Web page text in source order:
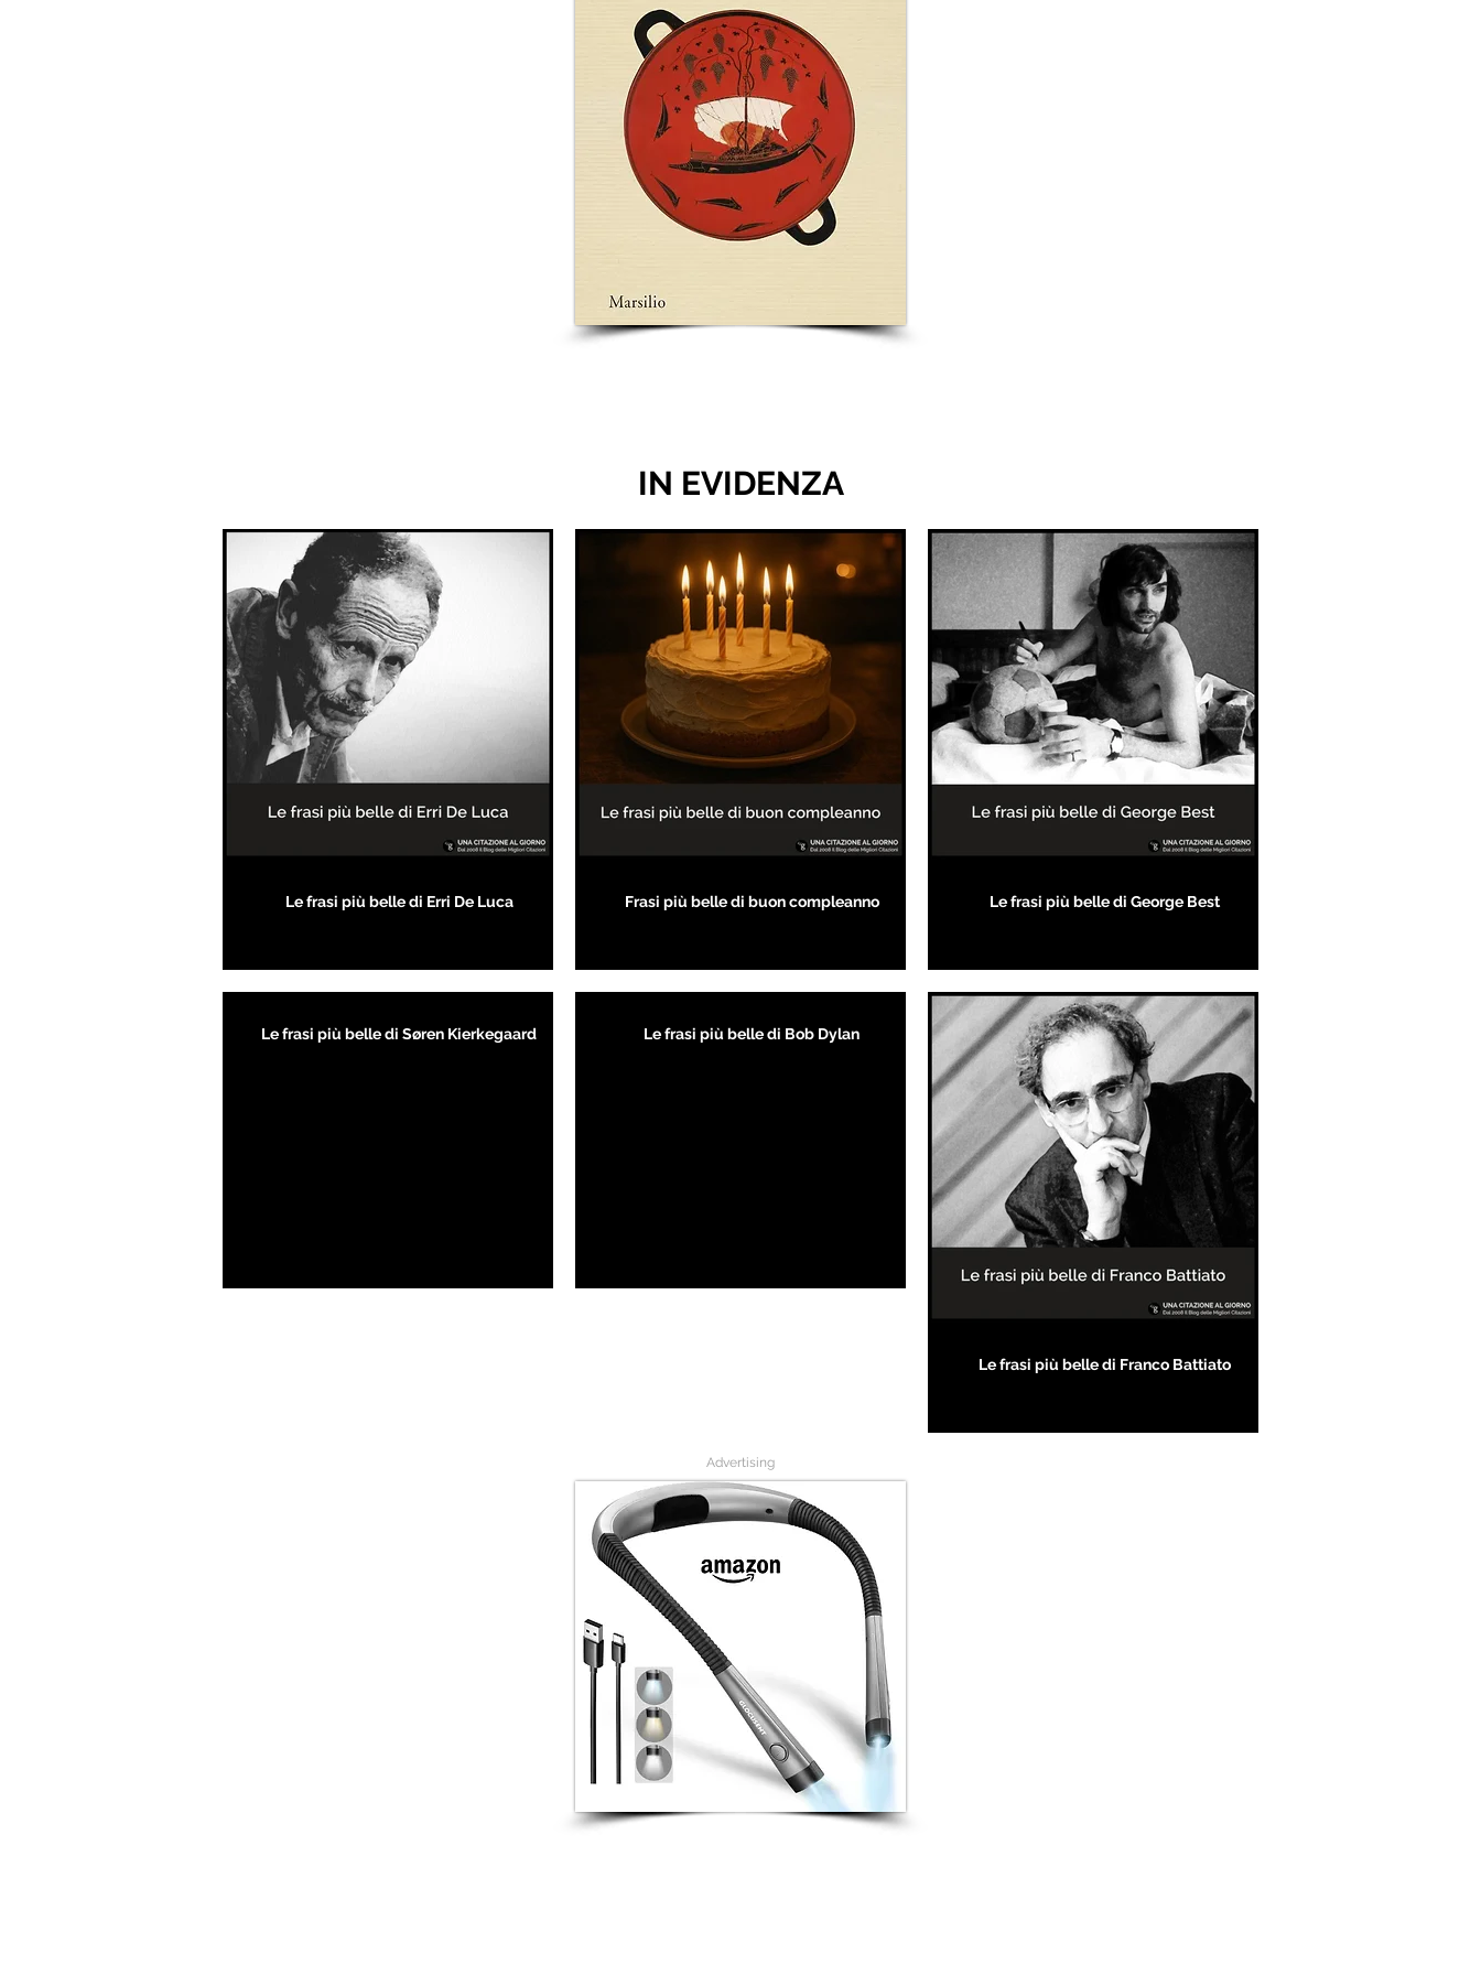
IN EVIDENZA
Le frasi più belle di Erri De Luca Frasi più belle di buon compleanno Le frasi più belle di George Best
Le frasi più belle di Søren Kierkegaard Le frasi più belle di Bob Dylan
Le frasi più belle di Franco Battiato
Advertising